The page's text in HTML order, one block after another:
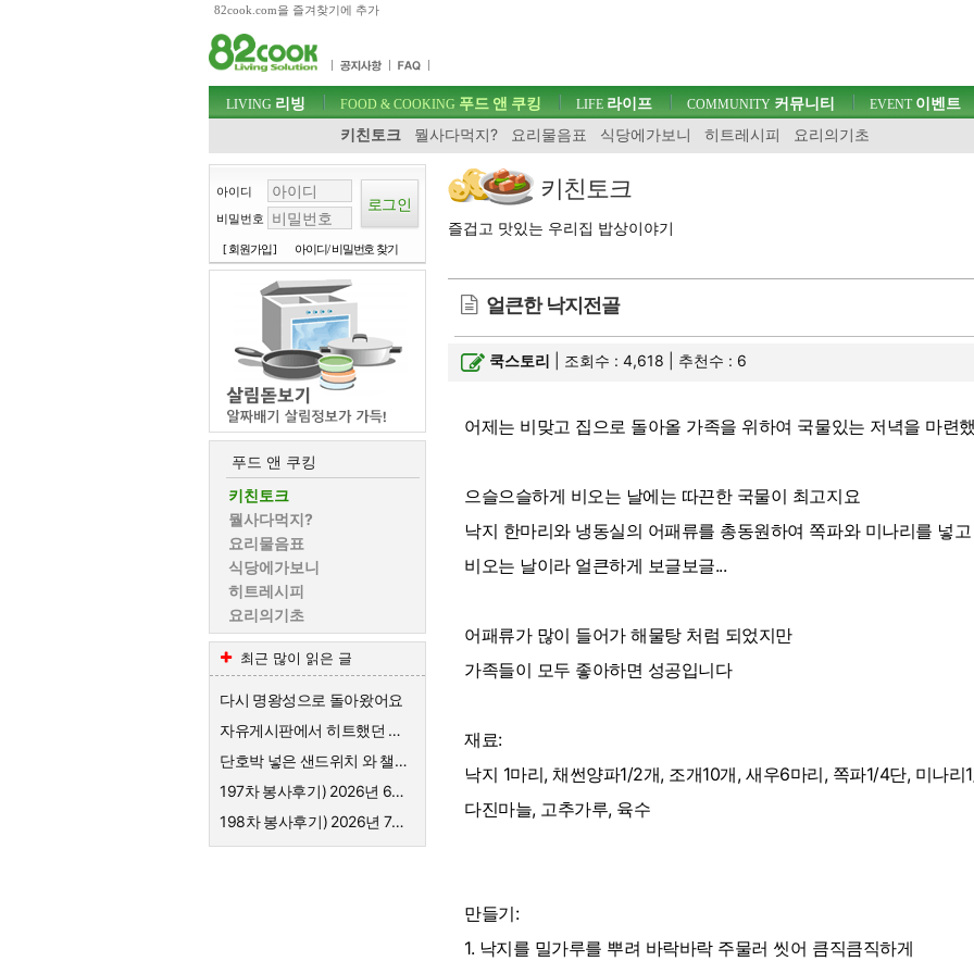
82cook.com을 즐겨찾기에 추가
주메뉴 바로가기
컨텐츠 바로가기
검색 바로가기
로그인 바로가기
주메뉴
LIVING 리빙 FOOD & COOKING 푸드 앤 쿠킹
키친토크
뭘사다먹지? 요리물음표 식당에가보니 히트레시피 요리의기초
LIFE 라이프 COMMUNITY 커뮤니티 EVENT이벤트
아이디
비밀번호
[ 회원가입 ] 아이디/ 비밀번호 찾기
푸드 앤 쿠킹
키친토크
뭘사다먹지?
요리물음표
식당에가보니
히트레시피
요리의기초
최근 많이 읽은 글
다시 명왕성으로 돌아왔어요
자유게시판에서 히트했던 샌드위치 레시피
단호박 넣은 샌드위치 와 챌시 미모 자랑
197차 봉사후기) 2026년 6월 목살돈가스, 고춧잎나물, 오이지무침
198차 봉사후기) 2026년 7월 돼지갈비와 냉면, 만두
키친토크
즐겁고 맛있는 우리집 밥상이야기
얼큰한 낙지전골
쿡스토리 | 조회수 : 4,618 | 추천수 : 6
어제는 비맞고 집으로 돌아올 가족을 위하여 국물있는 저녁을 마련
으슬으슬하게 비오는 날에는 따끈한 국물이 최고지요
낙지 한마리와 냉동실의 어패류를 총동원하여 쪽파와 미나리를 넣고
비오는 날이라 얼큰하게 보글보글...
어패류가 많이 들어가 해물탕 처럼 되었지만
가족들이 모두 좋아하면 성공입니다
재료:
낙지 1마리, 채썬양파1/2개, 조개10개, 새우6마리, 쪽파1/4단, 미나리
다진마늘, 고추가루, 육수
만들기:
1. 낙지를 밀가루를 뿌려 바락바락 주물러 씻어 큼직큼직하게